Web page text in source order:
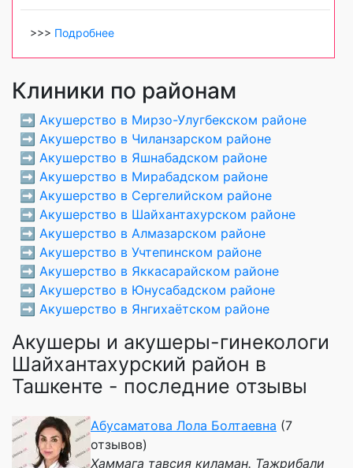
>>> Подробнее
Клиники по районам
➡️ Акушерство в Мирзо-Улугбекском районе
➡️ Акушерство в Чиланзарском районе
➡️ Акушерство в Яшнабадском районе
➡️ Акушерство в Мирабадском районе
➡️ Акушерство в Сергелийском районе
➡️ Акушерство в Шайхантахурском районе
➡️ Акушерство в Алмазарском районе
➡️ Акушерство в Учтепинском районе
➡️ Акушерство в Яккасарайском районе
➡️ Акушерство в Юнусабадском районе
➡️ Акушерство в Янгихаётском районе
Акушеры и акушеры-гинекологи
Шайхантахурский район в
Ташкенте - последние отзывы
Абусаматова Лола Болтаевна (7
отзывов)
Хаммага тавсия киламан. Тажрибали